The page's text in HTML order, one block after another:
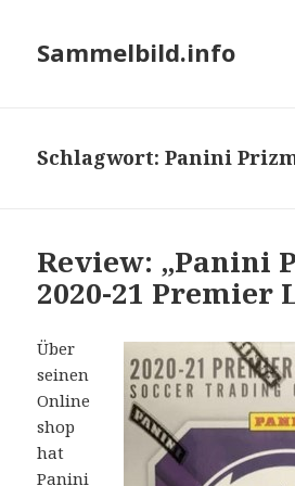
Sammelbild.info
Schlagwort:Panini
Review: „Panini
2020-21 Premier
Über
seinen
Online
shop
hat
Panini